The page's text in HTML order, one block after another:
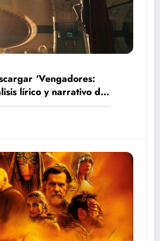
‘Vengadores:
lírico y narrativo del
Doomsday